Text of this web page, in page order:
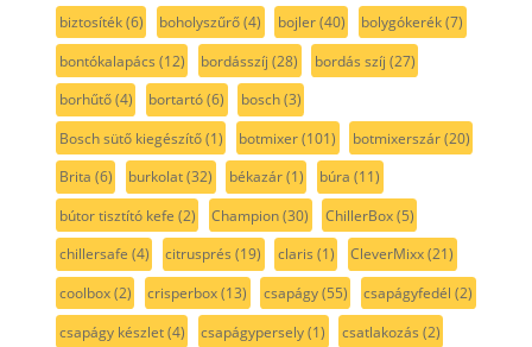
biztosíték(6) boholyszűrő(4) bojler(40) bolygókerék(7)
bontókalapács (12) bordásszíj (28) bordás szíj (27)
borhűtő(4) bortartó(6) bosch(3)
Bosch sütő kiegészítő(1) botmixer(101) botmixerszár(20)
Brita (6) burkolat(32) békazár(1) búra (11)
bútor tisztító kefe (2) Champion(30) ChillerBox(5)
chillersafe (4) citrusprés (19) claris (1) CleverMixx(21)
coolbox(2) crisperbox(13) csapágy(55) csapágyfedél (2)
csapágy készlet(4) csapágypersely(1) csatlakozás (2)